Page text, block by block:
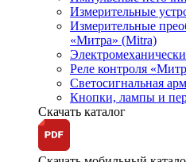
Измерительные
Измерительные
«Митра» (Mitra)
Реле контроля
Светосигнальная
Кнопки, лампы и
Скачать каталог